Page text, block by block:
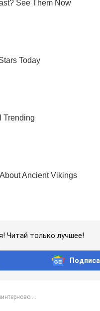
Читай только лучшее!
...